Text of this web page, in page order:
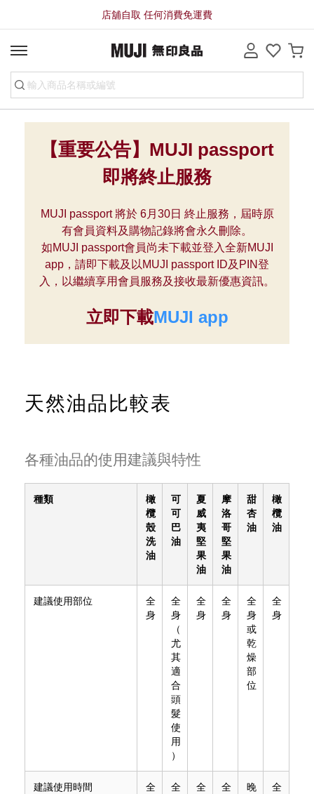
店舖自取 任何消費免運費
【重要公告】MUJI passport
即將終止服務
MUJI passport 將於 6月30日 終止服務，屆時原
有會員資料及購物記錄將會永久刪除。
如MUJI passport會員尚未下載並登入全新MUJI
app，請即下載及以MUJI passport ID及PIN登
入，以繼續享用會員服務及接收最新優惠資訊。
立即下載MUJI app
天然油品比較表
各種油品的使用建議與特性
種類
橄
欖
殼
洗
油
可
可
巴
油
夏
威
夷
堅
果
油
摩
洛
哥
堅
果
油
甜
杏
油
橄
欖
油
建議使用部位
全
身
全
身
（
尤
其
適
合
頭
髮
使
用
）
全
身
全
身
全
身
或
乾
燥
部
位
全
身
建議使用時間
全
全
全
全
晚
全